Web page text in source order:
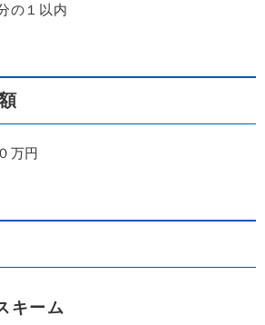
の１以内
万円
キーム